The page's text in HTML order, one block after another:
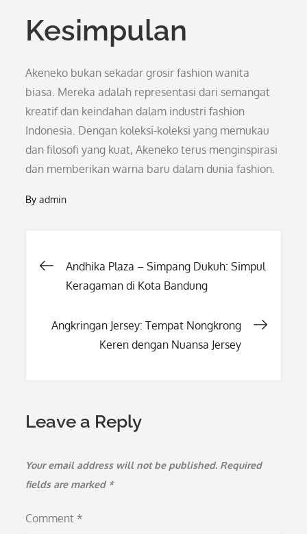
Kesimpulan
Akeneko bukan sekadar grosir fashion wanita
biasa. Mereka adalah representasi dari semangat
kreatif dan keindahan dalam industri fashion
Indonesia. Dengan koleksi-koleksi yang memukau
dan filosofi yang kuat, Akeneko terus menginspirasi
dan memberikan warna baru dalam dunia fashion.
Byadmin
Post
Andhika Plaza – Simpang Dukuh: Simpul
Keragaman di Kota Bandung
Angkringan Jersey: Tempat Nongkrong
Keren dengan Nuansa Jersey
Leave a Reply
Your email address will not be published. Required
fields are marked *
Comment *